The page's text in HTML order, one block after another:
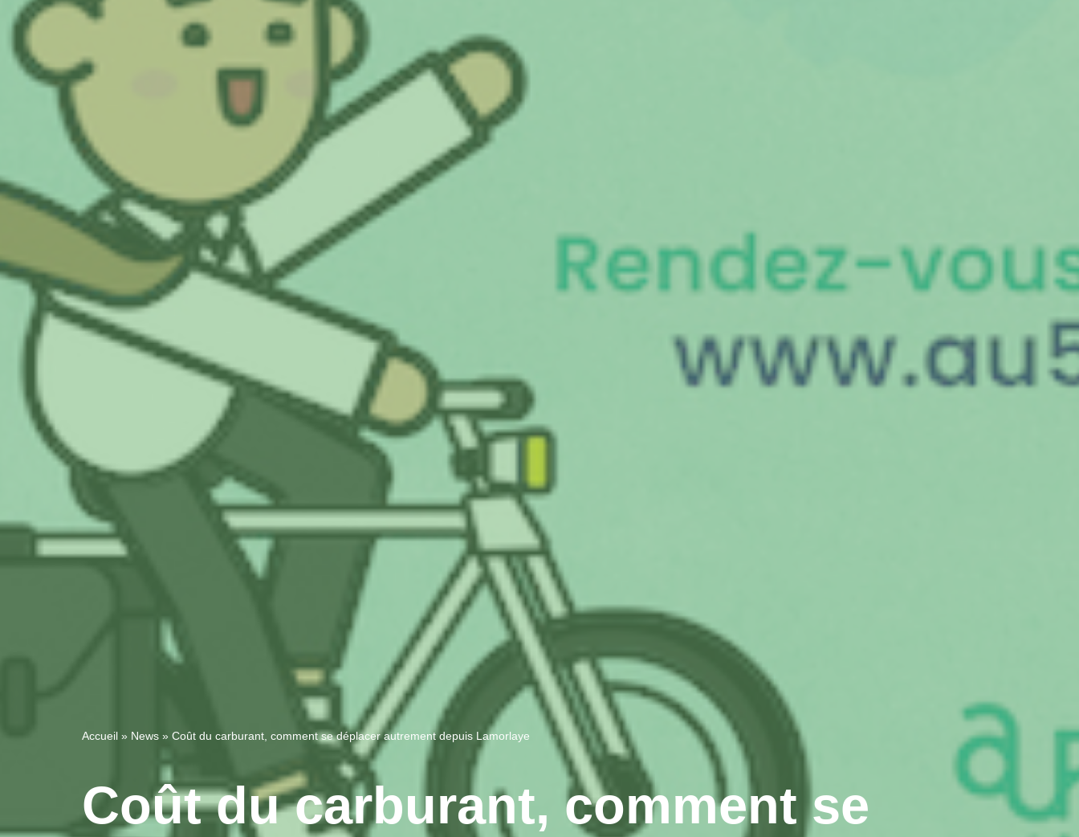
Accueil » News » Coût du carburant, comment se déplacer autrement depuis Lamorlaye
Coût du carburant, comment se